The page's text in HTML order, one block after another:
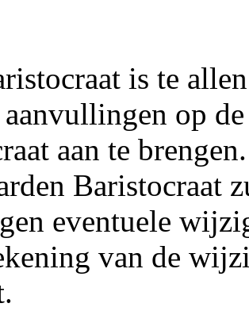
is te
op
aan te
Baristocraat
eventuele
van de